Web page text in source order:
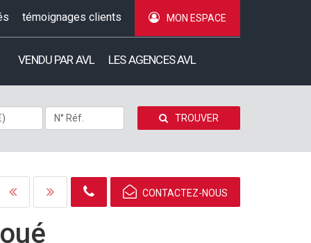
témoignages clients MON ESPACE
VENDU PAR AVL LES AGENCES AVL
TROUVER
CONTACTEZ-NOUS